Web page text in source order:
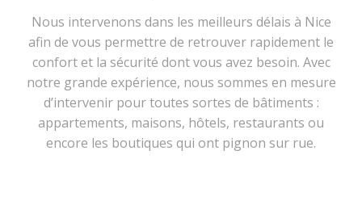
Nous intervenons dans les meilleurs délais à Nice
afin de vous permettre de retrouver rapidement le
confort et la sécurité dont vous avez besoin. Avec
notre grande expérience, nous sommes en mesure
d’intervenir pour toutes sortes de bâtiments :
appartements, maisons, hôtels, restaurants ou
encore les boutiques qui ont pignon sur rue.